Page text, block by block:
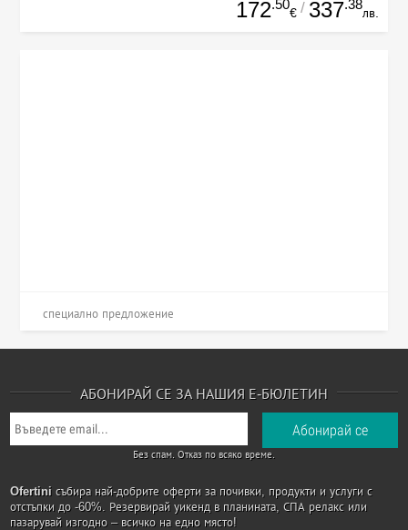
172.50
€ / 337.38
лв.
специално предложение
АБОНИРАЙ СЕ ЗА НАШИЯ Е-БЮЛЕТИН
Без спам. Отказ по всяко време.
Ofertini събира най-добрите оферти за почивки, продукти и услуги с
отстъпки до -60%. Резервирай уикенд в планината, СПА релакс или
пазарувай изгодно – всичко на едно място!